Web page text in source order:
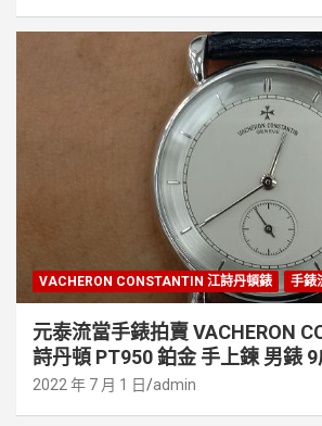
VACHERON CONSTANTIN 江詩丹頓錶 手錶
元泰流當手錶拍賣 VACHERON
詩丹頓 PT950 鉑金 手上鍊 男錶
2022 年 7 月 1 日 admin